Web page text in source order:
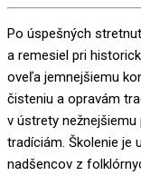
Po úspešných
a remesiel pri
oveľa jemnejšiemu
čisteniu a opravám
v ústrety
tradíciám. Školenie je
nadšencov z